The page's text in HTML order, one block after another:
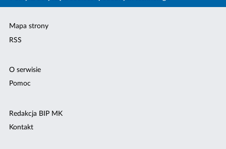
Mapa strony
RSS
O serwisie
Pomoc
Redakcja BIP MK
Kontakt